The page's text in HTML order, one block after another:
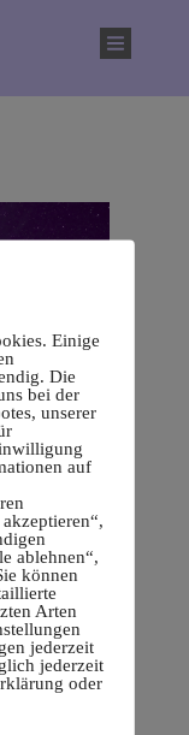
Einige
Die
bei der
unserer
auf
ablehnen“,
können
Arten
jederzeit
jederzeit
oder